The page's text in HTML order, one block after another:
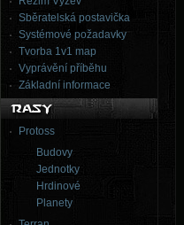
Sběratelská postavička
Systémové požadavky
Tvorba 1v1 map
Vyprávění příběhu
Základní informace
Protoss
Budovy
Jednotky
Hrdinové
Planety